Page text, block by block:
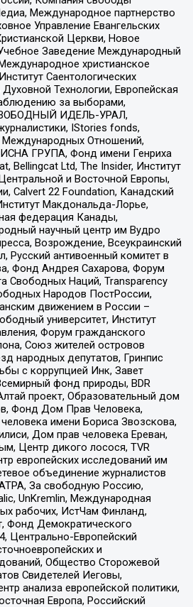
Международное партнерство
Управление Евангельских
Церкви, Новое
Заведение Международный
христианское
Саентологических
Технологии, Европейская
за выборами,
ИДЕЛЬ-УРАЛ,
IStories fonds,
Международных Отношений,
ГРУПА, Фонд имени Генриха
Bellingcat Ltd, The Insider, Институт
и Восточной Европы,
Calvert 22 Foundation, Канадский
Макдональда-Лорье,
федерация Канады,
научный центр им Вудро
Возрождение, Всеукраинский
Русский антивоенный комитет в
Фонд Андрея Сахарова, Форум
Свободных Наций, Transparеncy
Народов ПостРоссии,
движением в России –
университет, Институт
Форум гражданского
Союз жителей островов
народных депутатов, Гринпис
с коррупцией Инк, Завет
фонд природы, BDR
проект, Образовательный дом
Фонд Дом Прав Человека,
имени Бориса Звозскова,
Дом прав человека Ереван,
Центр дикого лосося, TVR
европейских исследований им
объединение журналистов
За свободную Россию,
UnKremlin, Международная
рабочих, ИстЧам Финланд,
Фонд Демократического
Центрально-Европейский
и
Общество Сторожевой
Свидетелей Иеговы,
анализа европейской политики,
Европа, Российский